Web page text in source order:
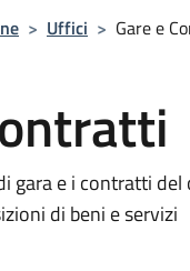
> Uffici > Gare e
gara e i contratti
di beni e servizi